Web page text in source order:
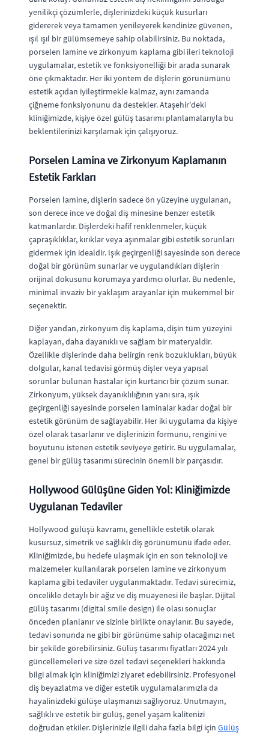
yenilikçi çözümlerle, dişlerinizdeki küçük kusurları
gidererek veya tamamen yenileyerek kendinize güvenen,
ışıl ışıl bir gülümsemeye sahip olabilirsiniz. Bu noktada,
porselen lamine ve zirkonyum kaplama gibi ileri teknoloji
uygulamalar, estetik ve fonksiyonelliği bir arada sunarak
öne çıkmaktadır. Her iki yöntem de dişlerin görünümünü
estetik açıdan iyileştirmekle kalmaz, aynı zamanda
çiğneme fonksiyonunu da destekler. Ataşehir'deki
kliniğimizde, kişiye özel gülüş tasarımı planlamalarıyla bu
beklentilerinizi karşılamak için çalışıyoruz.
Porselen Lamina ve Zirkonyum Kaplamanın
Estetik Farkları
Porselen lamine, dişlerin sadece ön yüzeyine uygulanan,
son derece ince ve doğal diş minesine benzer estetik
katmanlardır. Dişlerdeki hafif renklenmeler, küçük
çapraşıklıklar, kırıklar veya aşınmalar gibi estetik sorunları
gidermek için idealdir. Işık geçirgenliği sayesinde son derece
doğal bir görünüm sunarlar ve uygulandıkları dişlerin
orijinal dokusunu korumaya yardımcı olurlar. Bu nedenle,
minimal invaziv bir yaklaşım arayanlar için mükemmel bir
seçenektir.
Diğer yandan, zirkonyum diş kaplama, dişin tüm yüzeyini
kaplayan, daha dayanıklı ve sağlam bir materyaldir.
Özellikle dişlerinde daha belirgin renk bozuklukları, büyük
dolgular, kanal tedavisi görmüş dişler veya yapısal
sorunlar bulunan hastalar için kurtarıcı bir çözüm sunar.
Zirkonyum, yüksek dayanıklılığının yanı sıra, ışık
geçirgenliği sayesinde porselen laminalar kadar doğal bir
estetik görünüm de sağlayabilir. Her iki uygulama da kişiye
özel olarak tasarlanır ve dişlerinizin formunu, rengini ve
boyutunu istenen estetik seviyeye getirir. Bu uygulamalar,
genel bir gülüş tasarımı sürecinin önemli bir parçasıdır.
Hollywood Gülüşüne Giden Yol: Kliniğimizde
Uygulanan Tedaviler
Hollywood gülüşü kavramı, genellikle estetik olarak
kusursuz, simetrik ve sağlıklı diş görünümünü ifade eder.
Kliniğimizde, bu hedefe ulaşmak için en son teknoloji ve
malzemeler kullanılarak porselen lamine ve zirkonyum
kaplama gibi tedaviler uygulanmaktadır. Tedavi sürecimiz,
öncelikle detaylı bir ağız ve diş muayenesi ile başlar. Dijital
gülüş tasarımı (digital smile design) ile olası sonuçlar
önceden planlanır ve sizinle birlikte onaylanır. Bu sayede,
tedavi sonunda ne gibi bir görünüme sahip olacağınızı net
bir şekilde görebilirsiniz. Gülüş tasarımı fiyatları 2024 yılı
güncellemeleri ve size özel tedavi seçenekleri hakkında
bilgi almak için kliniğimizi ziyaret edebilirsiniz. Profesyonel
diş beyazlatma ve diğer estetik uygulamalarımızla da
hayalinizdeki gülüşe ulaşmanızı sağlıyoruz. Unutmayın,
sağlıklı ve estetik bir gülüş, genel yaşam kalitenizi
doğrudan etkiler. Dişlerinizle ilgili daha fazla bilgi için Gülüş